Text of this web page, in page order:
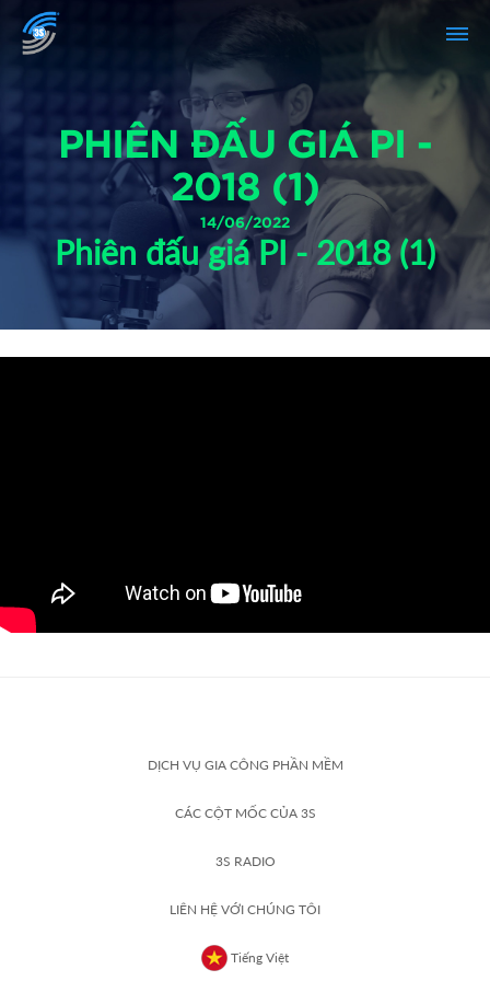
PHIÊN ĐẤU GIÁ PI -
2018 (1)
14/06/2022
Phiên đấu giá PI - 2018 (1)
DỊCH VỤ GIA CÔNG PHẦN MỀM
CÁC CỘT MỐC CỦA 3S
3S RADIO
LIÊN HỆ VỚI CHÚNG TÔI
Tiếng Việt